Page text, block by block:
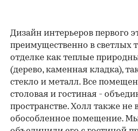
Дизайн интерьеров первого
преимущественно в светлых
отделке как теплые
(дерево, каменная кладка),
стекло и металл. Все
столовая и гостиная -
пространстве. Холл также не
обособленное помещение.